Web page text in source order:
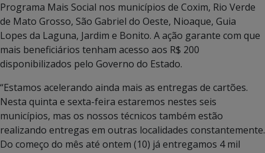
Programa Mais Social nos municípios de Coxim, Rio Verde
de Mato Grosso, São Gabriel do Oeste, Nioaque, Guia
Lopes da Laguna, Jardim e Bonito. A ação garante com que
mais beneficiários tenham acesso aos R$ 200
disponibilizados pelo Governo do Estado.
“Estamos acelerando ainda mais as entregas de cartões.
Nesta quinta e sexta-feira estaremos nestes seis
municípios, mas os nossos técnicos também estão
realizando entregas em outras localidades constantemente.
Do começo do mês até ontem (10) já entregamos 4 mil